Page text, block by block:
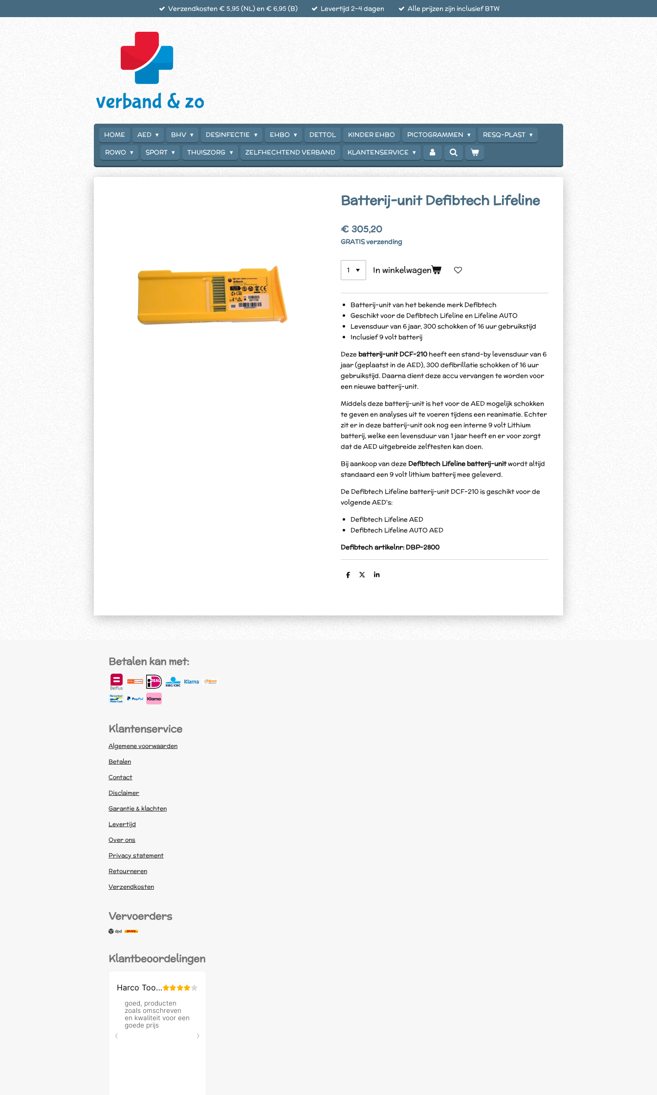
Verzendkosten € 5,95 (NL) en € 6,95 (B) Levertijd 2-4 dagen Alle prijzen zijn inclusief BTW
HOME AED BHV DESINFECTIE EHBO DETTOL KINDER EHBO PICTOGRAMMEN
RESQ-PLAST
ROWO
SPORT THUISZORG ZELFHECHTEND VERBAND KLANTENSERVICE
Batterij-unit Defibtech Lifeline
€ 305,20
GRATIS verzending
In winkelwagen
Batterij-unit van het bekende merk Defibtech
Geschikt voor de Defibtech Lifeline en Lifeline AUTO
Levensduur van 6 jaar, 300 schokken of 16 uur gebruikstijd
Inclusief 9 volt batterij
Deze batterij-unit DCF-210 heeft een stand-by levensduur van 6
jaar (geplaatst in de AED), 300 defibrillatie schokken of 16 uur
gebruikstijd. Daarna dient deze accu vervangen te worden voor
een nieuwe batterij-unit.
Middels deze batterij-unit is het voor de AED mogelijk schokken
te geven en analyses uit te voeren tijdens een reanimatie. Echter
zit er in deze batterij-unit ook nog eeninterne 9 volt Lithium
batterij, welke een levensduur van 1 jaar heeft en er voor zorgt
dat de AED uitgebreide zelftesten kan doen.
Bij aankoop van deze Defibtech Lifeline batterij-unitwordt altijd
standaard een 9 volt lithium batterij mee geleverd.
De Defibtech Lifeline batterij-unit DCF-210 is geschikt voor de
volgende AED's:
Defibtech Lifeline AED
Defibtech Lifeline AUTO AED
Defibtech artikelnr: DBP-2800
D
D
S
Betalen kan met:
Klantenservice
Algemene voorwaarden
Betalen
Contact
Disclaimer
Garantie & klachten
Levertijd
Over ons
Privacy statement
Retourneren
Verzendkosten
Vervoerders
Klantbeoordelingen